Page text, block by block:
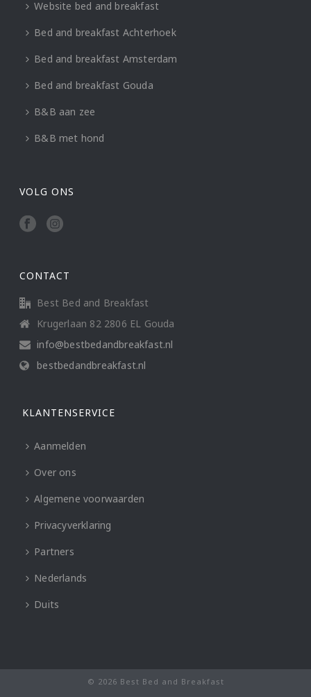
Website bed and breakfast
Bed and breakfast Achterhoek
Bed and breakfast Amsterdam
Bed and breakfast Gouda
B&B aan zee
B&B met hond
VOLG ONS
CONTACT
Best Bed and Breakfast
Krugerlaan 82 2806 EL Gouda
info@bestbedandbreakfast.nl
bestbedandbreakfast.nl
KLANTENSERVICE
Aanmelden
Over ons
Algemene voorwaarden
Privacyverklaring
Partners
Nederlands
Duits
© 2026 Best Bed and Breakfast